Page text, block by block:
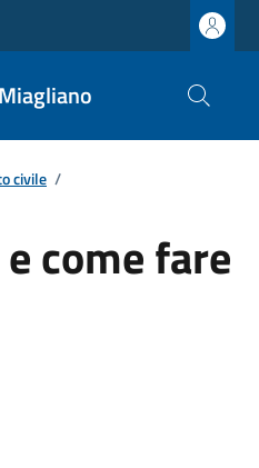
civile /
come fare